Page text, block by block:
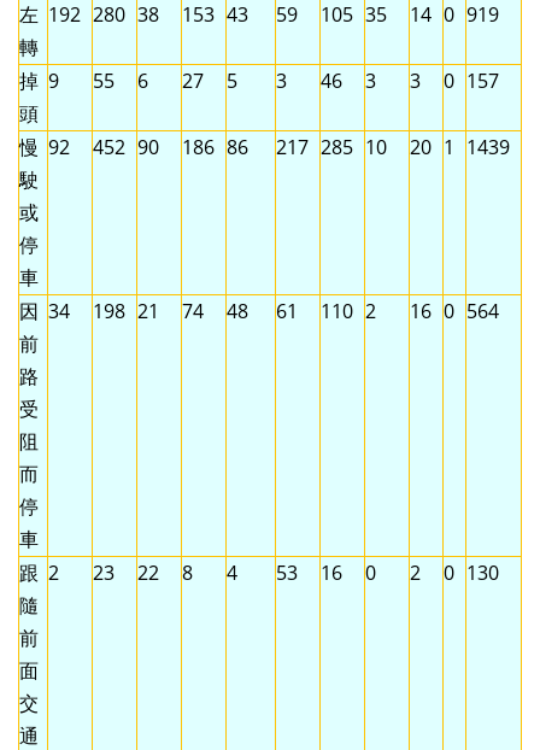
左
轉
192 280 38 153 43 59 105 35 14 0 919
掉
頭
9 55 6 27 5 3 46 3 3 0 157
慢
駛
或
停
車
92 452 90 186 86 217 285 10 20 1 1439
因
前
路
受
阻
而
停
車
34 198 21 74 48 61 110 2 16 0 564
跟
隨
前
面
交
通
2 23 22 8 4 53 16 0 2 0 130